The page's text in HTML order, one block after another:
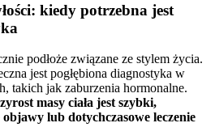
kiedy potrzebna jest
podłoże związane ze stylem życia.
jest pogłębiona diagnostyka w
takich jak zaburzenia hormonalne.
masy ciała jest szybki,
lub dotychczasowe leczenie